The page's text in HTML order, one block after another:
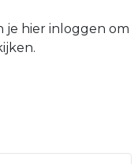
je hier inloggen om